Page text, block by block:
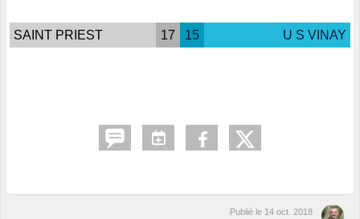
SAINT PRIEST 17 15 U S VINAY
Publié le 14 oct. 2018